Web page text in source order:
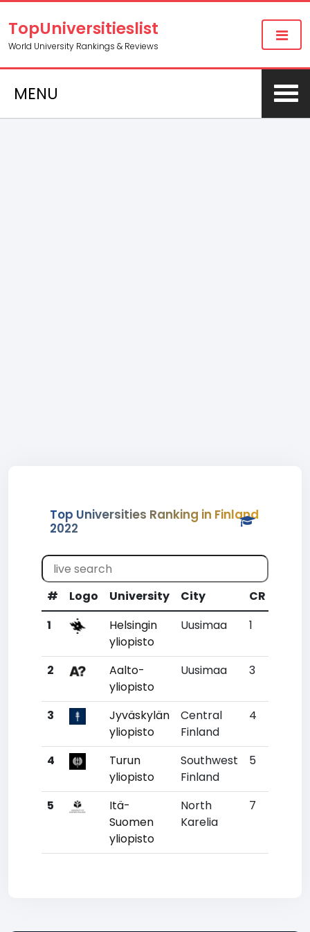
TopUniversitieslist
World University Rankings & Reviews
MENU
Top Universities Ranking in Finland
2022
# Logo University City CR
1
Helsingin
yliopisto
Uusimaa 1
2
Aalto-
yliopisto
Uusimaa 3
3
Jyväskylän
yliopisto
Central
Finland
4
4
Turun
yliopisto
Southwest
Finland
5
5
Itä-
Suomen
yliopisto
North
Karelia
7